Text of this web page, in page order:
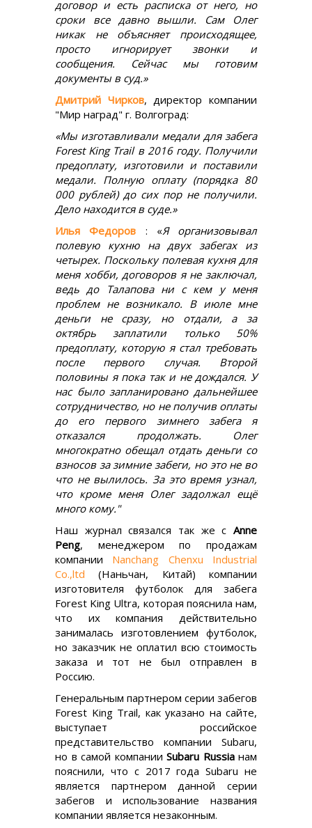
договор и есть расписка от него, но
сроки все давно вышли. Сам Олег
никак не объясняет происходящее,
просто игнорирует звонки и
сообщения. Сейчас мы готовим
документы в суд.»
Дмитрий Чирков, директор компании
"Мир наград" г. Волгоград:
«Мы изготавливали медали для забега
Forest King Trail в 2016 году. Получили
предоплату, изготовили и поставили
медали. Полную оплату (порядка 80
000 рублей) до сих пор не получили.
Дело находится в суде.»
Илья Федоров : «Я организовывал
полевую кухню на двух забегах из
четырех. Поскольку полевая кухня для
меня хобби, договоров я не заключал,
ведь до Талапова ни с кем у меня
проблем не возникало. В июле мне
деньги не сразу, но отдали, а за
октябрь заплатили только 50%
предоплату, которую я стал требовать
после первого случая. Второй
половины я пока так и не дождался. У
нас было запланировано дальнейшее
сотрудничество, но не получив оплаты
до его первого зимнего забега я
отказался продолжать. Олег
многократно обещал отдать деньги со
взносов за зимние забеги, но это не во
что не вылилось. За это время узнал,
что кроме меня Олег задолжал ещё
много кому."
Наш журнал связался так же с Anne
Peng, менеджером по продажам
компании Nanchang Chenxu Industrial
Co.,ltd (Наньчан, Китай) компании
изготовителя футболок для забега
Forest King Ultra, которая пояснила нам,
что их компания действительно
занималась изготовлением футболок,
но заказчик не оплатил всю стоимость
заказа и тот не был отправлен в
Россию.
Генеральным партнером серии забегов
Forest King Trail, как указано на сайте,
выступает российское
представительство компании Subaru,
но в самой компании Subaru Russiaнам
пояснили, что с 2017 года Subaru не
является партнером данной серии
забегов и использование названия
компании является незаконным.